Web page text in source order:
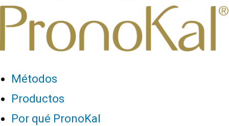
Métodos
Productos
Por qué PronoKal